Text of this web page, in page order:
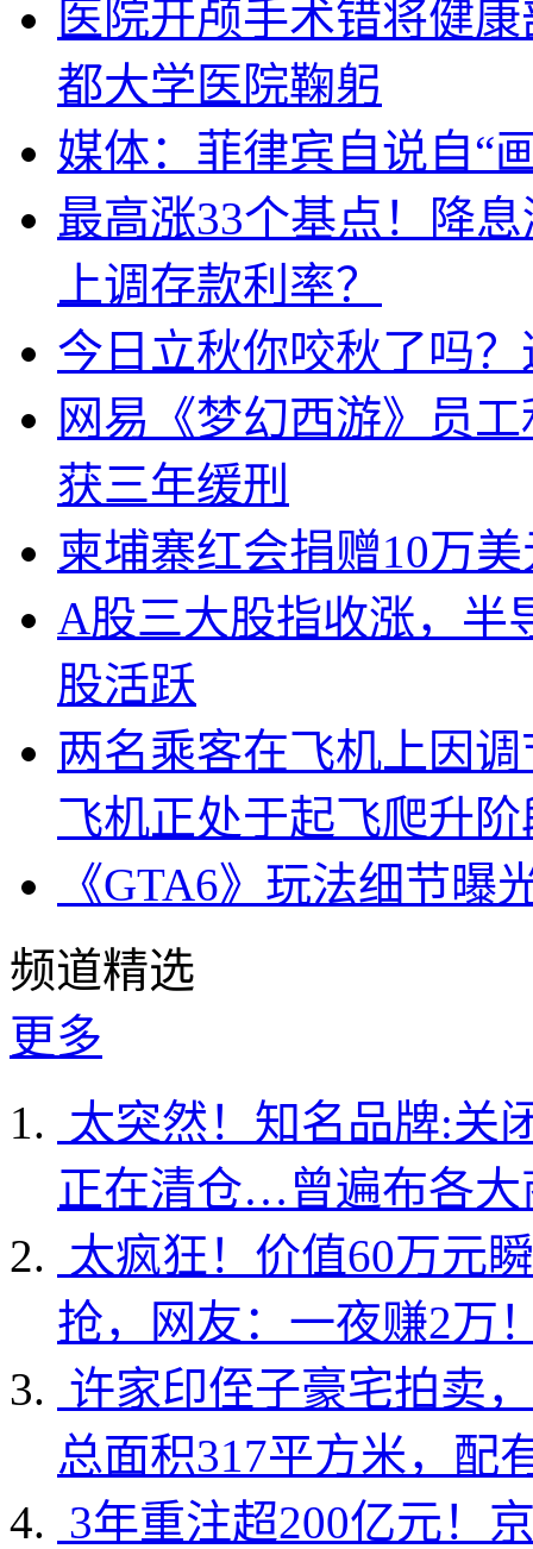
医院开颅手术错将健
都大学医院鞠躬
媒体：菲律宾自说自“
最高涨33个基点！降
上调存款利率？
今日立秋你咬秋了吗
网易《梦幻西游》员
获三年缓刑
柬埔寨红会捐赠10万
A股三大股指收涨，半
股活跃
两名乘客在飞机上因
飞机正处于起飞爬升阶
《GTA6》玩法细节
频道精选
更多
太突然！知名品牌:关
正在清仓…曾遍布各大
太疯狂！价值60万元
抢，网友：一夜赚2万
许家印侄子豪宅拍卖
总面积317平方米，配
3年重注超200亿元！